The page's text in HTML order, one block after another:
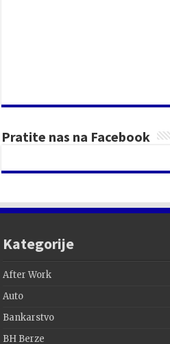
Pratite nas na Facebook
Kategorije
After Work
Auto
Bankarstvo
BH Berze